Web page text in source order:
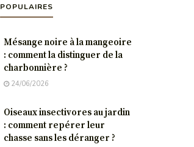
POPULAIRES
Mésange noire à la mangeoire
: comment la distinguer de la
charbonnière ?
24/06/2026
Oiseaux insectivores au jardin
: comment repérer leur
chasse sans les déranger ?